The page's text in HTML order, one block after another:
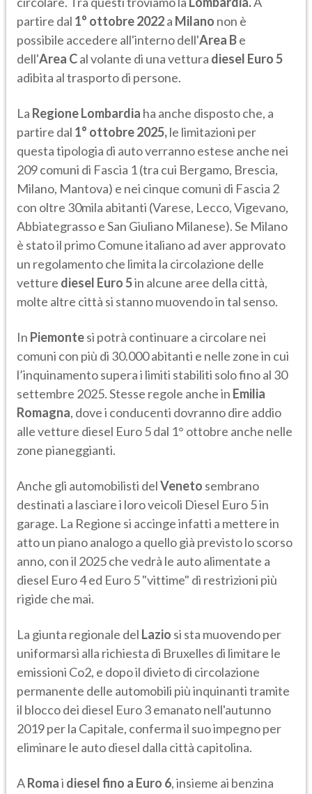
partire dal 1° ottobre 2022a Milano non è
possibile accedere all'interno dell'Area Be
dell'Area Cal volante di una vettura diesel Euro 5
adibita al trasporto di persone.
La Regione Lombardia ha anche disposto che, a
partire dal 1° ottobre 2025,le limitazioni per
questa tipologia di auto verranno estese anche nei
209 comuni di Fascia 1 (tra cui Bergamo, Brescia,
Milano, Mantova) e nei cinque comuni di Fascia 2
con oltre 30mila abitanti (Varese, Lecco, Vigevano,
Abbiategrasso e San Giuliano Milanese). Se Milano
è stato il primo Comune italiano ad aver approvato
un regolamento che limita la circolazione delle
vetture diesel Euro 5in alcune aree della città,
molte altre città si stanno muovendo in tal senso.
In Piemontesi potrà continuare a circolare nei
comuni con più di 30.000 abitanti e nelle zone in cui
l’inquinamento supera i limiti stabiliti solo fino al 30
settembre 2025. Stesse regole anche in Emilia
Romagna, dove i conducenti dovranno dire addio
alle vetture diesel Euro 5 dal 1° ottobre anche nelle
zone pianeggianti.
Anche gli automobilisti delVeneto sembrano
destinati a lasciare i loro veicoli Diesel Euro 5 in
garage. La Regione si accinge infatti a mettere in
atto un piano analogo a quello già previsto lo scorso
anno, con il 2025 che vedrà le auto alimentate a
diesel Euro 4 ed Euro 5 "vittime" di restrizioni più
rigide che mai.
La giunta regionale del Lazio si sta muovendo per
uniformarsi alla richiesta di Bruxelles di limitare le
emissioni Co2, e dopo il divieto di circolazione
permanente delle automobili più inquinanti tramite
il blocco dei diesel Euro 3 emanato nell'autunno
2019 per la Capitale, conferma il suo impegno per
eliminare le auto diesel dalla città capitolina.
ARomai diesel fino a Euro 6, insieme ai benzina